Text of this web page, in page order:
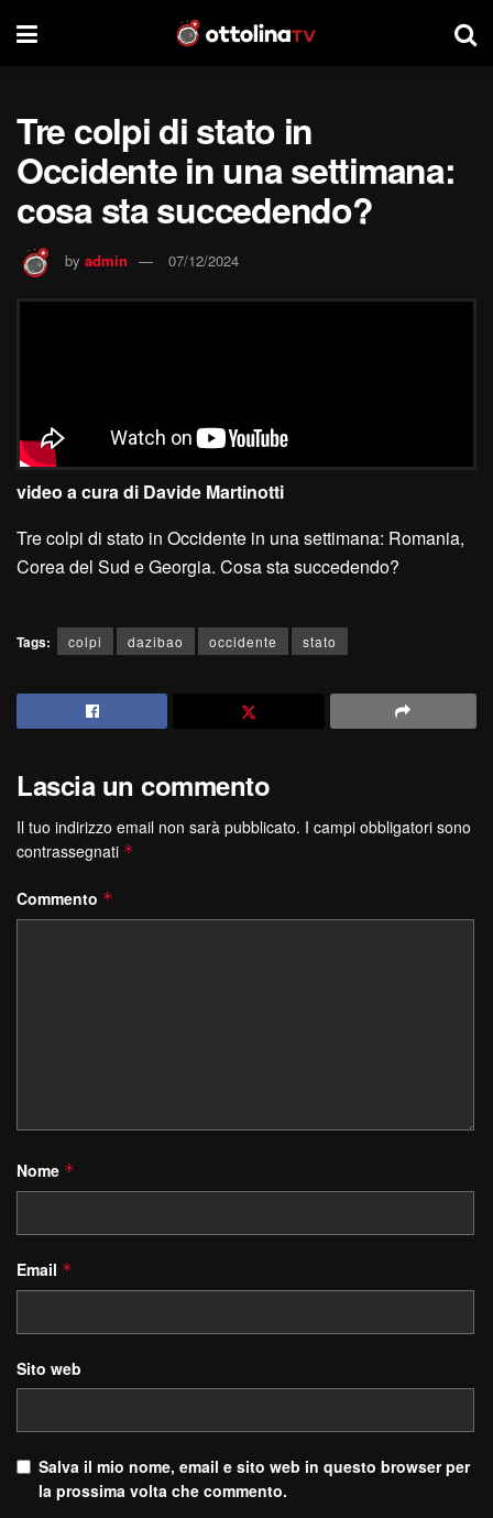
Tre colpi di stato in
Occidente in una settimana:
cosa sta succedendo?
by admin 07/12/2024
video a cura di Davide Martinotti
Tre colpi di stato in Occidente in una settimana: Romania,
Corea del Sud e Georgia. Cosa sta succedendo?
Tags: colpi dazibao occidente stato
Lascia un commento
Il tuo indirizzo email non sarà pubblicato. I campi obbligatori sono
contrassegnati *
Commento *
Nome *
Email *
Sito web
Salva il mio nome, email e sito web in questo browser per
la prossima volta che commento.